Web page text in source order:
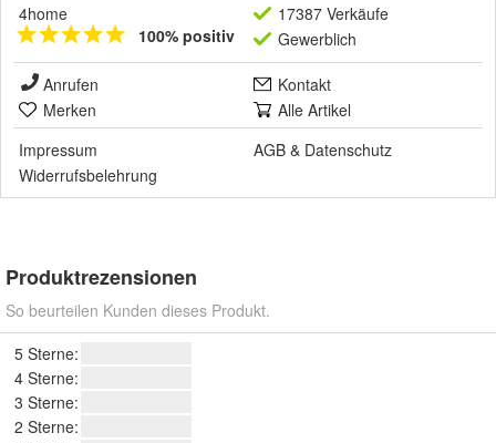
4home
100% positiv
17387 Verkäufe
Gewerblich
Anrufen
Kontakt
Merken
Alle Artikel
Impressum
AGB & Datenschutz
Widerrufsbelehrung
Produktrezensionen
So beurteilen Kunden dieses Produkt.
5 Sterne:
4 Sterne:
3 Sterne:
2 Sterne: